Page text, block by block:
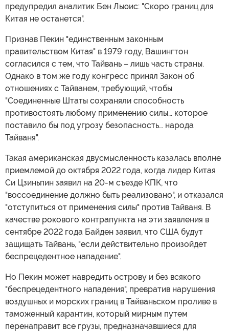
предупредил аналитик Бен Льюис: "Скоро границ для
Китая не останется".
Признав Пекин "единственным законным
правительством Китая" в 1979 году, Вашингтон
согласился с тем, что Тайвань – лишь часть страны.
Однако в том же году конгресс принял Закон об
отношениях с Тайванем, требующий, чтобы
"Соединенные Штаты сохраняли способность
противостоять любому применению силы… которое
поставило бы под угрозу безопасность… народа
Тайваня".
Такая американская двусмысленность казалась вполне
приемлемой до октября 2022 года, когда лидер Китая
Си Цзиньпин заявил на 20-м съезде КПК, что
"воссоединение должно быть реализовано", и отказался
"отступиться от применения силы" против Тайваня. В
качестве рокового контрапункта на эти заявления в
сентябре 2022 года Байден заявил, что США будут
защищать Тайвань, "если действительно произойдет
беспрецедентное нападение".
Но Пекин может навредить острову и без всякого
"беспрецедентного нападения", превратив нарушения
воздушных и морских границ в Тайваньском проливе в
таможенный карантин, который мирным путем
перенаправит все грузы, предназначавшиеся для